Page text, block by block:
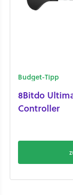
Budget-Tipp
8Bitdo
Controller